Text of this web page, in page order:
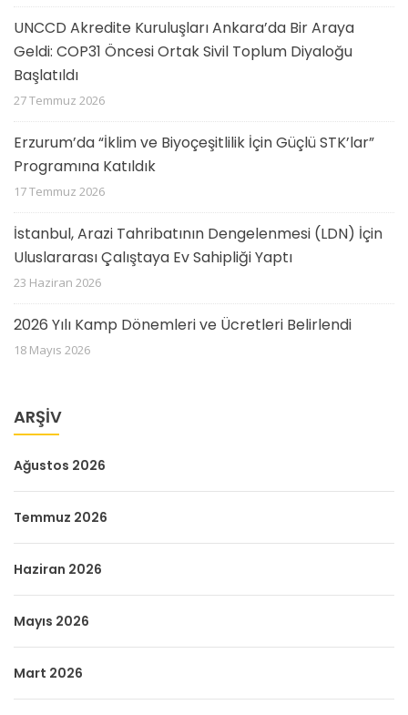
UNCCD Akredite Kuruluşları Ankara’da Bir Araya
Geldi: COP31 Öncesi Ortak Sivil Toplum Diyaloğu
Başlatıldı
27 Temmuz 2026
Erzurum’da “İklim ve Biyoçeşitlilik İçin Güçlü STK’lar”
Programına Katıldık
17 Temmuz 2026
İstanbul, Arazi Tahribatının Dengelenmesi (LDN) İçin
Uluslararası Çalıştaya Ev Sahipliği Yaptı
23 Haziran 2026
2026 Yılı Kamp Dönemleri ve Ücretleri Belirlendi
18 Mayıs 2026
ARŞIV
Ağustos 2026
Temmuz 2026
Haziran 2026
Mayıs 2026
Mart 2026